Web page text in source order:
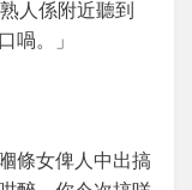
人係附近聽到
喎。」
條女俾人中出搞